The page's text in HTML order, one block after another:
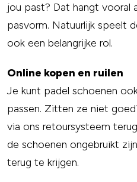
jou past? Dat hangt vooral
pasvorm. Natuurlijk speelt
ook een belangrijke rol.
Online kopen en ruilen
Je kunt padel schoenen
passen. Zitten ze niet
via ons retoursysteem
de schoenen ongebruikt
terug te krijgen.